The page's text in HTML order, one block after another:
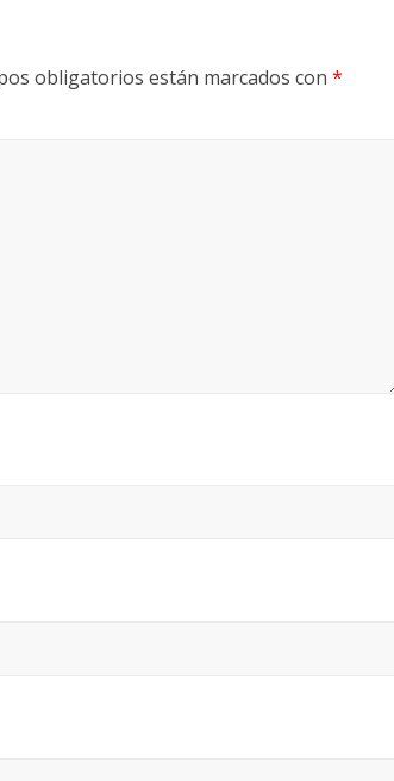
obligatorios están marcados con *